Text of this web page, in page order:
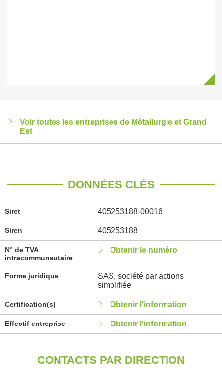
Voir toutes les entreprises de Métallurgie et Grand
Est
DONNÉES CLÉS
Siret 405253188-00016
Siren 405253188
N° de TVA
intracommunautaire
Obtenir le numéro
Forme juridique
SAS, société par actions
simplifiée
Certification(s) Obtenir l'information
Effectif entreprise Obtenir l'information
CONTACTS PAR DIRECTION